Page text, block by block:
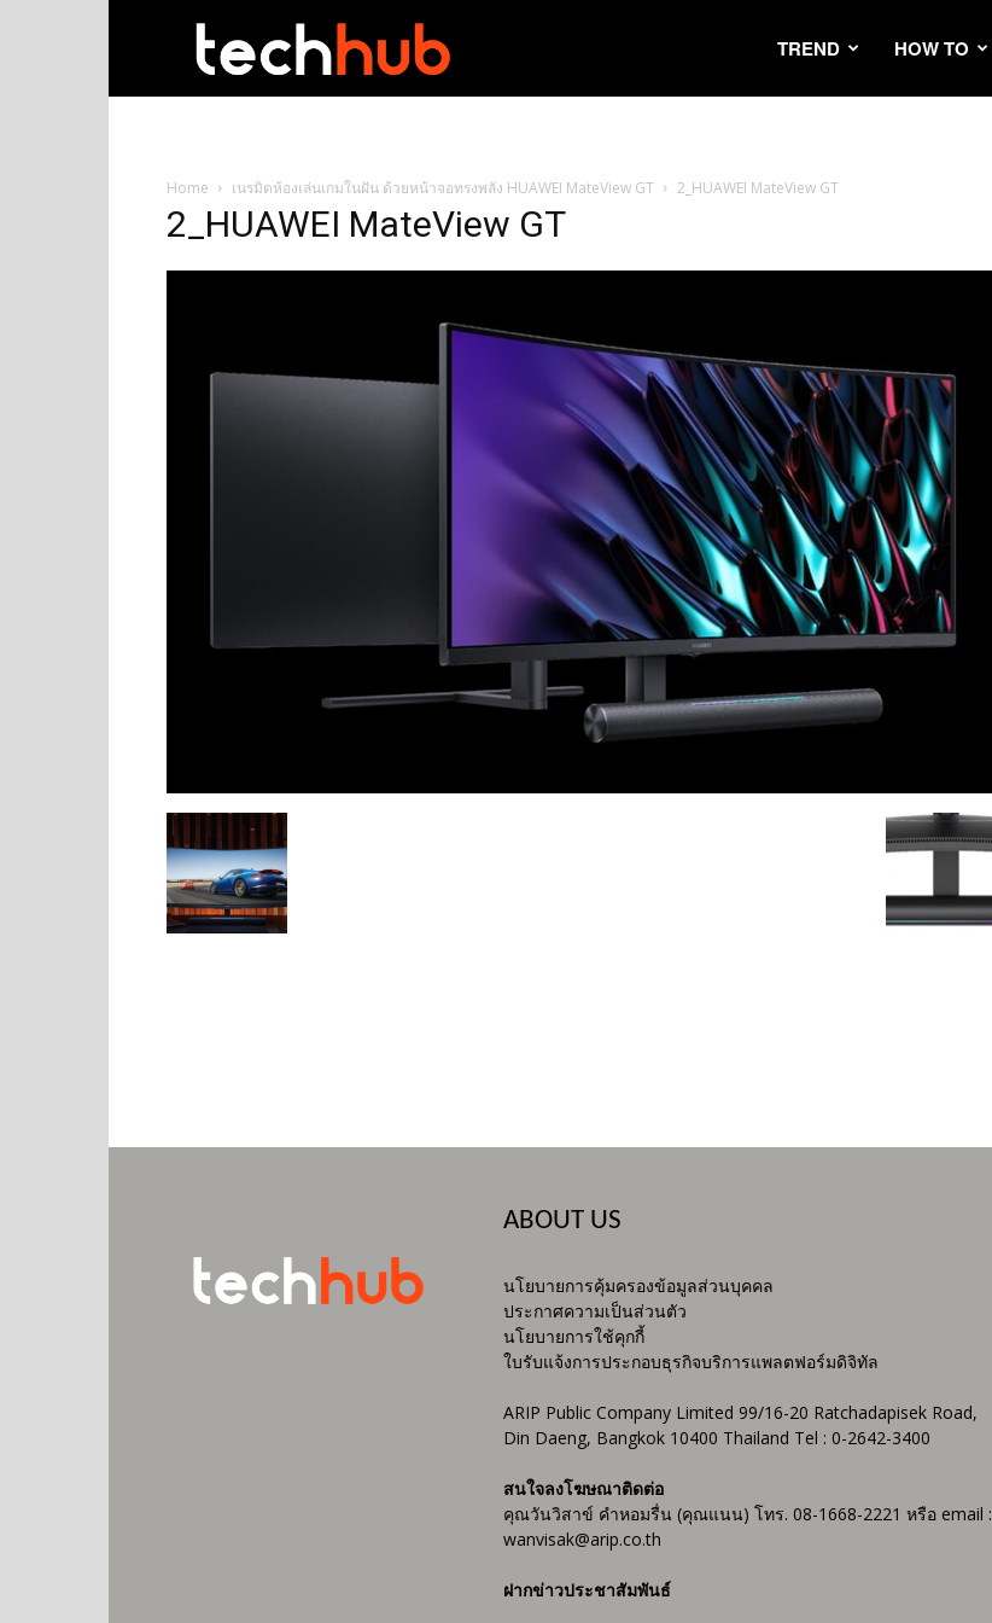
TREND HOW TO
Home เนรมิตห้องเล่นเกมในฝัน ด้วยหน้าจอทรงพลัง HUAWEI MateView GT 2_HUAWEI MateView GT
2_HUAWEI MateView GT
ABOUT US
นโยบายการคุ้มครองข้อมูลส่วนบุคคล
ประกาศความเป็นส่วนตัว
นโยบายการใช้คุกกี้
ใบรับแจ้งการประกอบธุรกิจบริการแพลตฟอร์มดิจิทัล
ARIP Public Company Limited 99/16-20 Ratchadapisek Road,
Din Daeng, Bangkok 10400 Thailand Tel : 0-2642-3400
สนใจลงโฆษณาติดต่อ
คุณวันวิสาข์ คำหอมรื่น (คุณแนน) โทร. 08-1668-2221 หรือ email :
wanvisak@arip.co.th
ฝากข่าวประชาสัมพันธ์